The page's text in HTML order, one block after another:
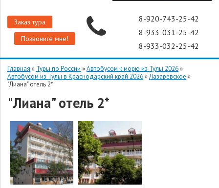
Заказ тура
Позвоните мне!
8-920-743-25-42
8-933-031-25-42
8-933-032-25-42
О КОМПАНИИ
Главная » Туры по России »Автобусом к морю из Тулы 2026»
Автобусом из Тулы в Краснодарский край 2026»Лазаревское »
"Лиана" отель 2*
"Лиана" отель 2*